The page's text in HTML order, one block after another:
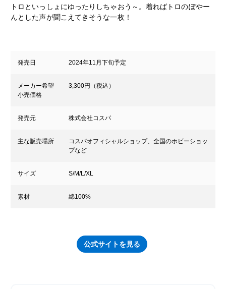
トロといっしょにゆったりしちゃおう～。着ればトロのぽやー
んとした声が聞こえてきそうな一枚！
発売日 2024年11月下旬予定
メーカー希望
小売価格
3,300円（税込）
発売元 株式会社コスパ
主な販売場所
コスパオフィシャルショップ、全国のホビーショッ
プなど
サイズ S/M/L/XL
素材 綿100%
公式サイトを見る